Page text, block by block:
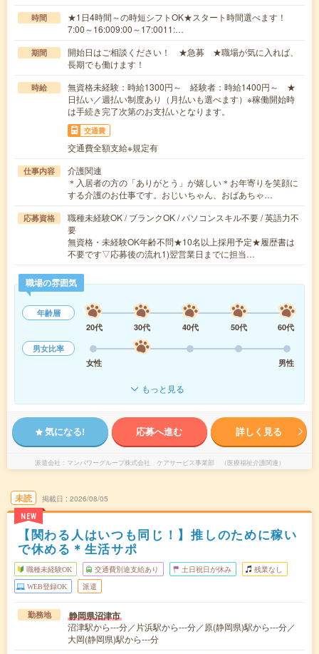
時間
★1日4時間～の時短シフトOK★スタート時間選べます！
7:00～16:009:00～17:0011:…
期間
開始日はご相談ください！ ★急募 ★職場が気に入れば、
長期でも働けます！
時給
無資格未経験：時給1300円～ 経験者：時給1400円～ ★
日払い／週払い制度あり（月払いも選べます）※稼働開始時
は手続き完了次第のお支払いとなります。
交通費
交通費全額支給※規定有
仕事内容
介護関連
＊入居者の方の「ありがとう」が嬉しい＊お年寄りを笑顔に
する介護のお仕事です。おじいちゃん、おばあちゃ…
応募資格
職種未経験OK / ブランクOK / パソコンスキル不要 / 英語力不
要
無資格・未経験OK年齢不問★10名以上採用予定★履歴書は
不要です▽応募後の流れ1)翌営業日までに担当…
職場の雰囲気
年齢層
20代
30代 40代 50代
60代
男女比率
女性
男性
もっと見る
気になる! 応募へ進む 詳しく見る
派遣会社 マンパワーグループ株式会社 ケアサービス事業部 （医療福祉介護関連）
未読
NEW
掲載日 2026/08/05
【関わる人はいつも同じ！】推しのために稼い
で休める＊生活サポ
職種未経験OK 交通費別途支給あり 土日祝日が休み 残業なし
WEB登録OK 派遣
勤務地 静岡県沼津市
沼津駅から---分／片浜駅から---分／原(静岡県)駅から---分／
大岡(静岡県)駅から---分